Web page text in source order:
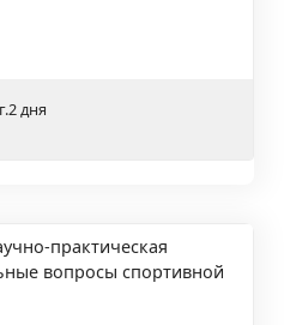
2 дня
практическая
вопросы спортивной